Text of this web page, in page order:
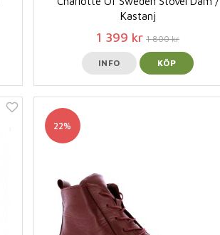
Kastanj
1 399 kr 1 800 kr
INFO KÖP
22%